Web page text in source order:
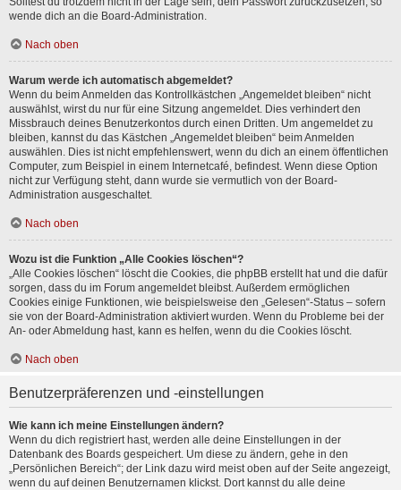
wende dich an die Board-Administration.
Nach oben
Warum werde ich automatisch abgemeldet?
Wenn du beim Anmelden das Kontrollkästchen „Angemeldet bleiben“ nicht
auswählst, wirst du nur für eine Sitzung angemeldet. Dies verhindert den
Missbrauch deines Benutzerkontos durch einen Dritten. Um angemeldet zu
bleiben, kannst du das Kästchen „Angemeldet bleiben“ beim Anmelden
auswählen. Dies ist nicht empfehlenswert, wenn du dich an einem öffentlichen
Computer, zum Beispiel in einem Internetcafé, befindest. Wenn diese Option
nicht zur Verfügung steht, dann wurde sie vermutlich von der Board-
Administration ausgeschaltet.
Nach oben
Wozu ist die Funktion „Alle Cookies löschen“?
„Alle Cookies löschen“ löscht die Cookies, die phpBB erstellt hat und die dafür
sorgen, dass du im Forum angemeldet bleibst. Außerdem ermöglichen
Cookies einige Funktionen, wie beispielsweise den „Gelesen“-Status – sofern
sie von der Board-Administration aktiviert wurden. Wenn du Probleme bei der
An- oder Abmeldung hast, kann es helfen, wenn du die Cookies löscht.
Nach oben
Benutzerpräferenzen und -einstellungen
Wie kann ich meine Einstellungen ändern?
Wenn du dich registriert hast, werden alle deine Einstellungen in der
Datenbank des Boards gespeichert. Um diese zu ändern, gehe in den
„Persönlichen Bereich“; der Link dazu wird meist oben auf der Seite angezeigt,
wenn du auf deinen Benutzernamen klickst. Dort kannst du alle deine